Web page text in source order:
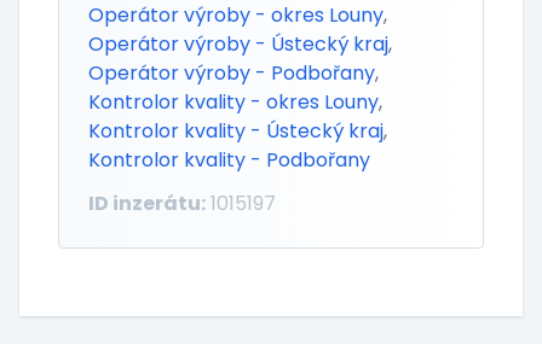
Operátor výroby - okres Louny,
Operátor výroby - Ústecký kraj,
Operátor výroby - Podbořany,
Kontrolor kvality - okres Louny,
Kontrolor kvality - Ústecký kraj,
Kontrolor kvality - Podbořany
ID inzerátu:1015197